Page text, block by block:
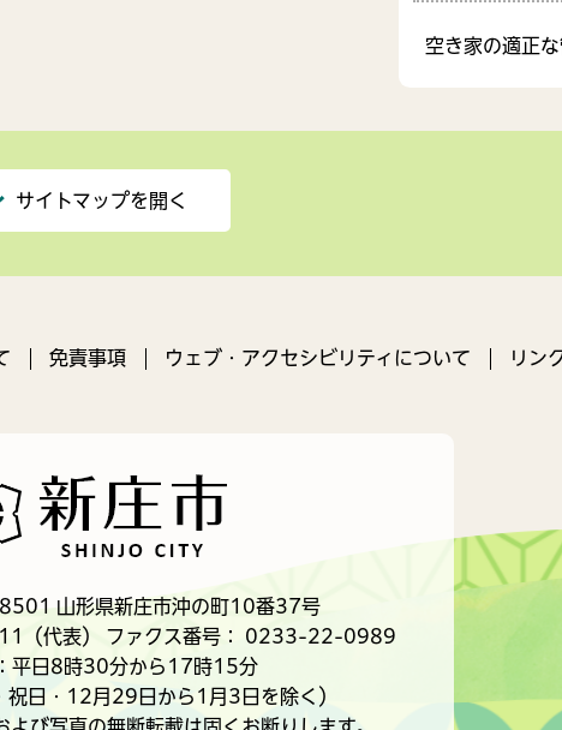
空き家の適正
サイトマップを開く
免責事項 ウェブ・アクセシビリティについて リン
山形県新庄市沖の町10番37号
（代表） ファクス番号： 0233-22-0989
平日8時30分から17時15分
祝日・12月29日から1月3日を除く）